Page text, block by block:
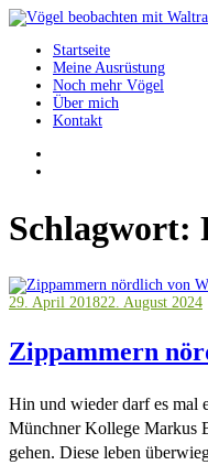
Springe
Inhalt
Vögel beobachten
Startseite
Meine Ausrüstung
Noch mehr Vögel
Über mich
Kontakt
Schlagwort:
29. April 201822. August 2024
Zippammern
Hin und wieder darf es mal
Münchner Kollege Markus
gehen. Diese leben